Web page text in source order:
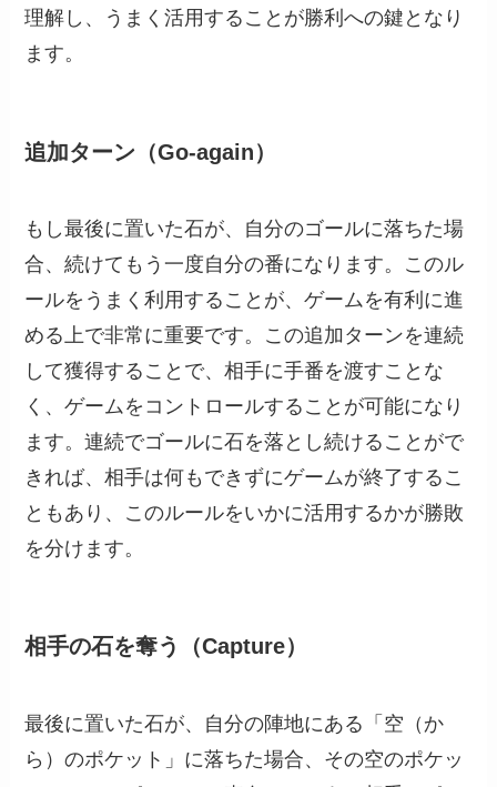
理解し、うまく活用することが勝利への鍵となり
ます。
追加ターン（Go-again）
もし最後に置いた石が、自分のゴールに落ちた場
合、続けてもう一度自分の番になります。このル
ールをうまく利用することが、ゲームを有利に進
める上で非常に重要です。この追加ターンを連続
して獲得することで、相手に手番を渡すことな
く、ゲームをコントロールすることが可能になり
ます。連続でゴールに石を落とし続けることがで
きれば、相手は何もできずにゲームが終了するこ
ともあり、このルールをいかに活用するかが勝敗
を分けます。
相手の石を奪う（Capture）
最後に置いた石が、自分の陣地にある「空（か
ら）のポケット」に落ちた場合、その空のポケッ